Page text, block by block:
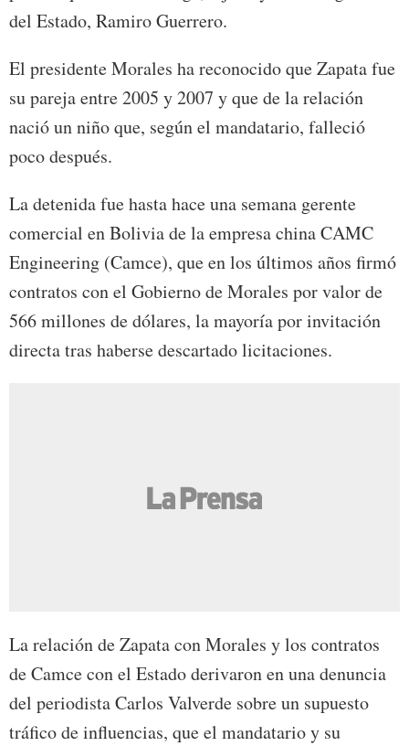
del Estado, Ramiro Guerrero.
El presidente Morales ha reconocido que Zapata fue
su pareja entre 2005 y 2007 y que de la relación
nació un niño que, según el mandatario, falleció
poco después.
La detenida fue hasta hace una semana gerente
comercial en Bolivia de la empresa china CAMC
Engineering (Camce), que en los últimos años firmó
contratos con el Gobierno de Morales por valor de
566 millones de dólares, la mayoría por invitación
directa tras haberse descartado licitaciones.
La relación de Zapata con Morales y los contratos
de Camce con el Estado derivaron en una denuncia
del periodista Carlos Valverde sobre un supuesto
tráfico de influencias, que el mandatario y su